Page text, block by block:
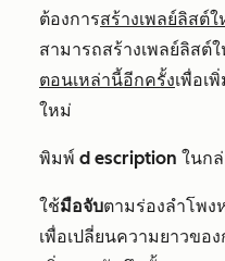
ต้องการสร้างเพลย์ลิสต์ใ
สามารถสร้างเพลย์ลิสต์
ตอนเหล่านี้อีกครั้งเพื่อเ
ใหม่
พิมพ์ d escription ในก
ใช้มือจับตามร่องลำโพง
เพื่อเปลี่ยนความยาวข